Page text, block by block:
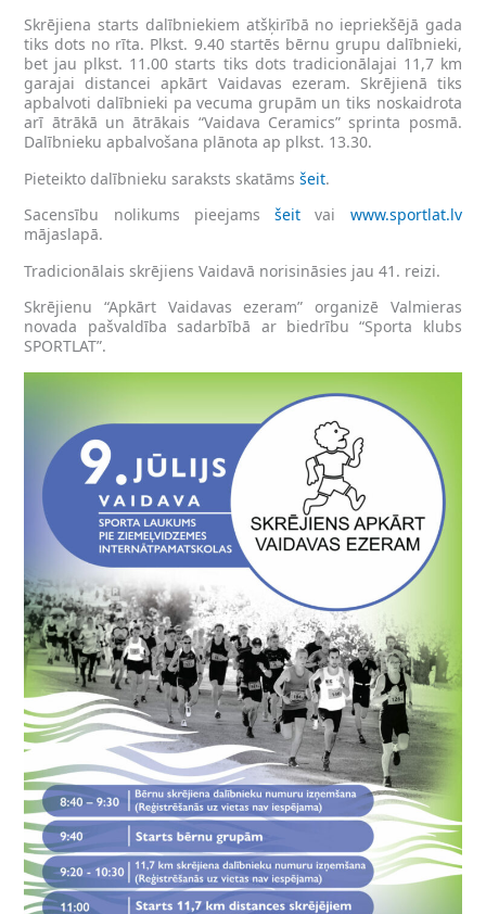
Skrējiena starts dalībniekiem atšķirībā no iepriekšējā gada
tiks dots no rīta. Plkst. 9.40 startēs bērnu grupu dalībnieki,
bet jau plkst. 11.00 starts tiks dots tradicionālajai 11,7 km
garajai distancei apkārt Vaidavas ezeram. Skrējienā tiks
apbalvoti dalībnieki pa vecuma grupām un tiks noskaidrota
arī ātrākā un ātrākais “Vaidava Ceramics” sprinta posmā.
Dalībnieku apbalvošana plānota ap plkst. 13.30.
Pieteikto dalībnieku saraksts skatāmsšeit.
Sacensību nolikums pieejamsšeit vai www.sportlat.lv
mājaslapā.
Tradicionālais skrējiens Vaidavā norisināsies jau 41. reizi.
Skrējienu “Apkārt Vaidavas ezeram” organizē Valmieras
novada pašvaldība sadarbībā ar biedrību “Sporta klubs
SPORTLAT”.